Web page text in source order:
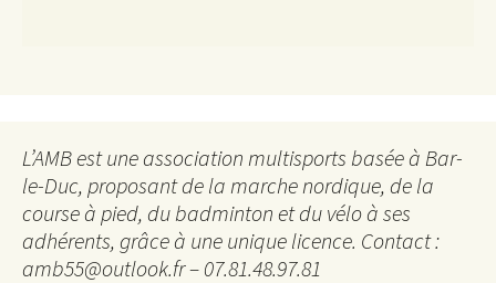
L’AMB est une association multisports basée à Bar-
le-Duc, proposant de la marche nordique, de la
course à pied, du badminton et du vélo à ses
adhérents, grâce à une unique licence. Contact :
amb55@outlook.fr – 07.81.48.97.81